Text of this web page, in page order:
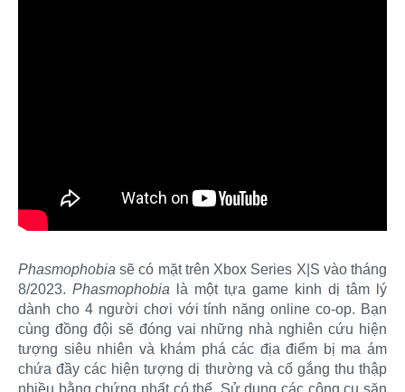
Phasmophobia sẽ có mặt trên Xbox Series X|S vào tháng
8/2023. Phasmophobia là một tựa game kinh dị tâm lý
dành cho 4 người chơi với tính năng online co-op. Bạn
cùng đồng đội sẽ đóng vai những nhà nghiên cứu hiện
tượng siêu nhiên và khám phá các địa điểm bị ma ám
chứa đầy các hiện tượng dị thường và cố gắng thu thập
nhiều bằng chứng nhất có thể. Sử dụng các công cụ săn